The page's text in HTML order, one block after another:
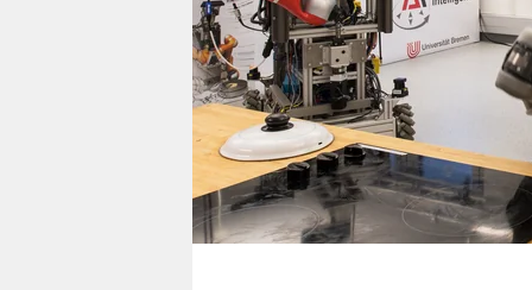
veranstaltungen
shop
fragen & hilfe
unterstützen
abo
genossenschaft